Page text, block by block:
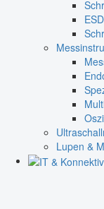
Lupen &